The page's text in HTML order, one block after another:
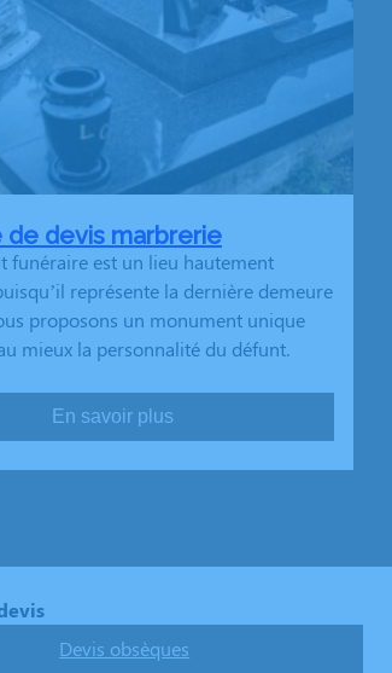
de devis marbrerie
funéraire est un lieu hautement
représente la dernière demeure
proposons un monument unique
mieux la personnalité du défunt.
En savoir plus
Devis obsèques